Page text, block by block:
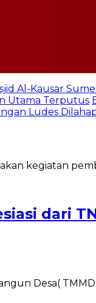
Al-Kausar
Utama Terputus
Ludes
dari
Desa(